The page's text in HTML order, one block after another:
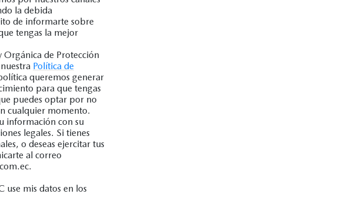
la debida
de informarte sobre
tengas la mejor
de Protección
Política de
queremos generar
para que tengas
puedes optar por no
cualquier momento.
información con su
legales. Si tienes
o deseas ejercitar tus
al correo
use mis datos en los